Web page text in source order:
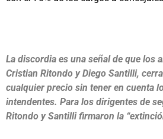
La discordia es una señal de que los
Cristian Ritondo y Diego Santilli,
cualquier precio sin tener en cuenta
intendentes. Para los dirigentes de
Ritondo y Santilli firmaron la